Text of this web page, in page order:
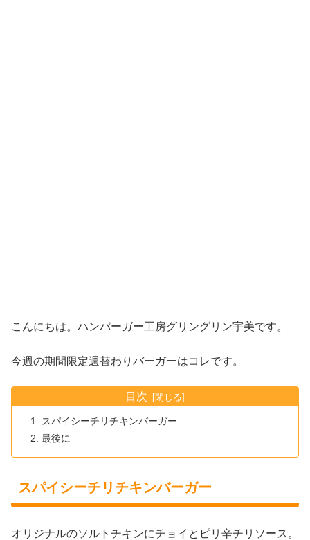
こんにちは。ハンバーガー工房グリングリン宇美です。
今週の期間限定週替わりバーガーはコレです。
目次
スパイシーチリチキンバーガー
最後に
スパイシーチリチキンバーガー
オリジナルのソルトチキンにチョイとピリ辛チリソース。